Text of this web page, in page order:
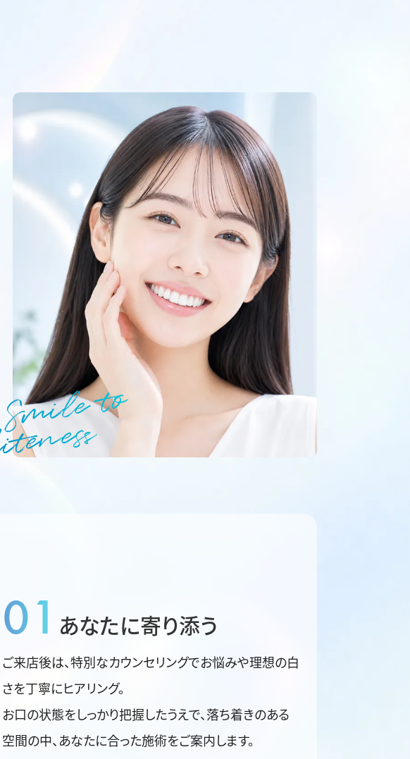
01 あなたに寄り添う
ご来店後は、特別なカウンセリングでお悩みや理想の白
さを丁寧にヒアリング。
お口の状態をしっかり把握したうえで、落ち着きのある
空間の中、あなたに合った施術をご案内します。